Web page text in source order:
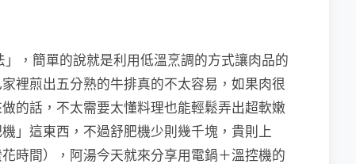
，簡單的說就是利用低溫烹調的方式讓肉品的
裡煎出五分熟的牛排真的不太容易，如果肉很
的話，不太需要太懂料理也能輕鬆弄出超軟嫩
」這東西，不過舒肥機少則幾千塊，貴則上
時間），阿湯今天就來分享用電鍋＋溫控機的